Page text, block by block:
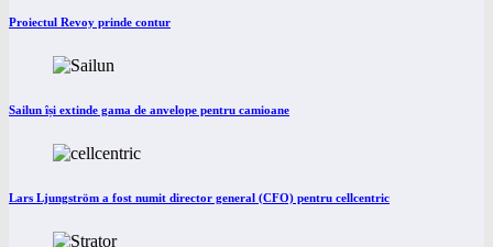
Proiectul Revoy prinde contur
Sailun își extinde gama de anvelope pentru camioane
Lars Ljungström a fost numit director general (CFO) pentru cellcentric